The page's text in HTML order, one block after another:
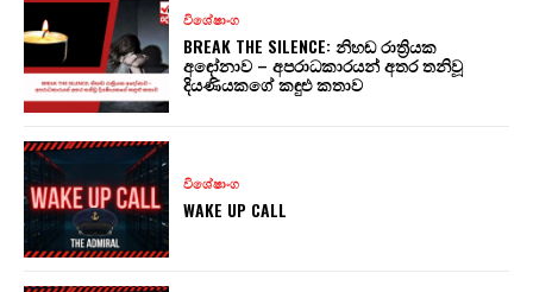
විශේෂාංග
BREAK THE SILENCE: නිහඬ රාත්‍රියක
අඳෝනාව – අපරාධකාරයන් අතර තනිවූ
දියණියකගේ කඳුළු කතාව
විශේෂාංග
WAKE UP CALL